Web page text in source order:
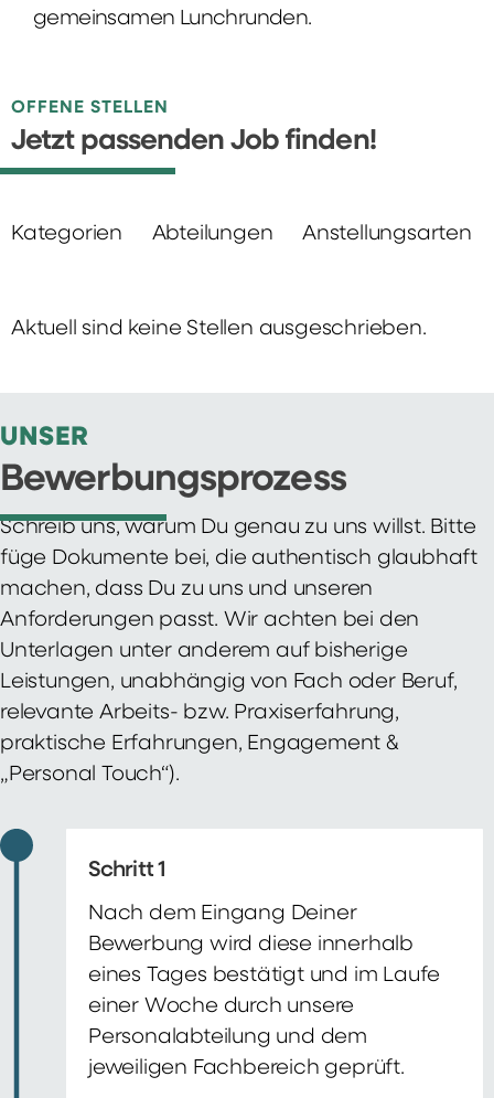
gemeinsamen Lunchrunden.
OFFENE STELLEN
Jetzt passenden Job finden!
Kategorien Abteilungen Anstellungsarten
Aktuell sind keine Stellen ausgeschrieben.
UNSER
Bewerbungsprozess
Schreib uns, warum Du genau zu uns willst. Bitte
füge Dokumente bei, die authentisch glaubhaft
machen, dass Du zu uns und unseren
Anforderungen passt. Wir achten bei den
Unterlagen unter anderem auf bisherige
Leistungen, unabhängig von Fach oder Beruf,
relevante Arbeits- bzw. Praxiserfahrung,
praktische Erfahrungen, Engagement &
„Personal Touch“).
Schritt 1
Nach dem Eingang Deiner
Bewerbung wird diese innerhalb
eines Tages bestätigt und im Laufe
einer Woche durch unsere
Personalabteilung und dem
jeweiligen Fachbereich geprüft.